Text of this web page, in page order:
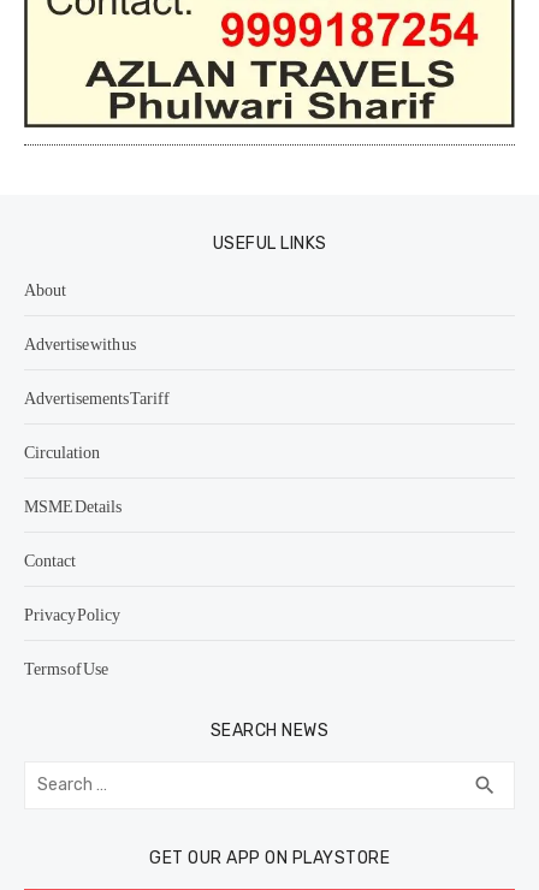
USEFUL LINKS
About
Advertise with us
Advertisements Tariff
Circulation
MSME Details
Contact
Privacy Policy
Terms of Use
SEARCH NEWS
Search
for: search
GET OUR APP ON PLAYSTORE